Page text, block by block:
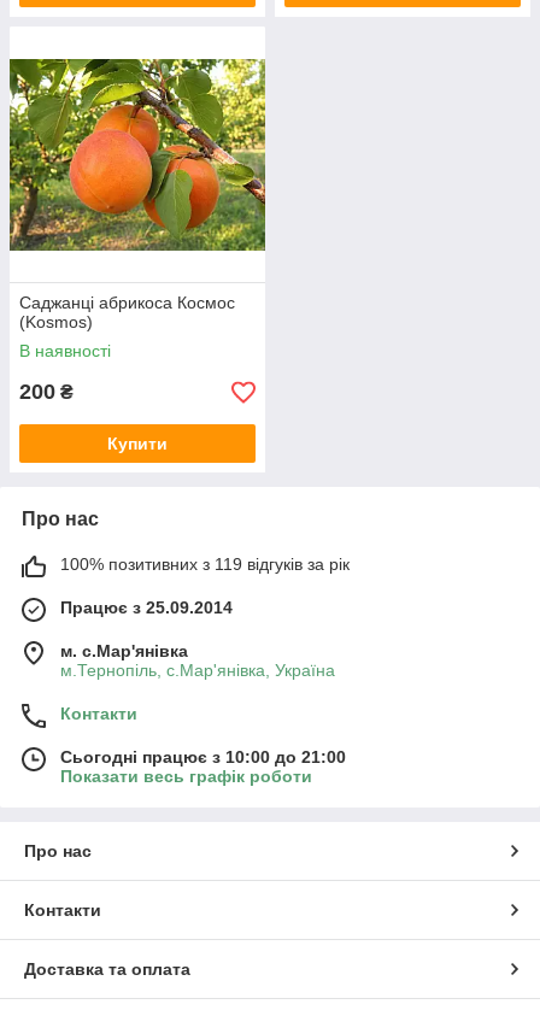
Саджанці абрикоса Космос
(Kosmos)
В наявності
200 ₴
Купити
Про нас
100% позитивних з 119 відгуків за рік
Працює з 25.09.2014
м. с.Мар'янівка
м.Тернопіль, с.Мар'янівка, Україна
Контакти
Сьогодні працює з 10:00 до 21:00
Показати весь графік роботи
Про нас
Контакти
Доставка та оплата